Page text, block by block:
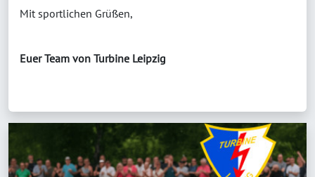
Mit sportlichen Grüßen,
Euer Team von Turbine Leipzig